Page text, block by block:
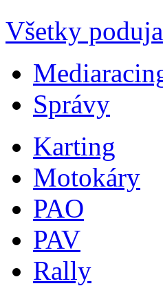
Všetky
Správy
Karting
Motokáry
PAO
PAV
Rally